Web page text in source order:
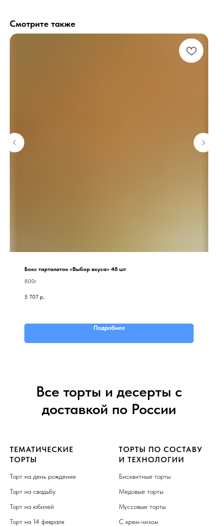
Смотрите также
Бокс тарталеток «Выбор вкуса» 48 шт
800г
5 707 р.
Подробнее
Все торты и десерты с
доставкой по России
ТЕМАТИЧЕСКИЕ
ТОРТЫ
Торт на день рождение
Торт на свадьбу
Торт на юбилей
Торт на 14 февраля
ТОРТЫ ПО СОСТАВУ
И ТЕХНОЛОГИИ
Бисквитные торты
Медовые торты
Муссовые торты
С крем-чизом